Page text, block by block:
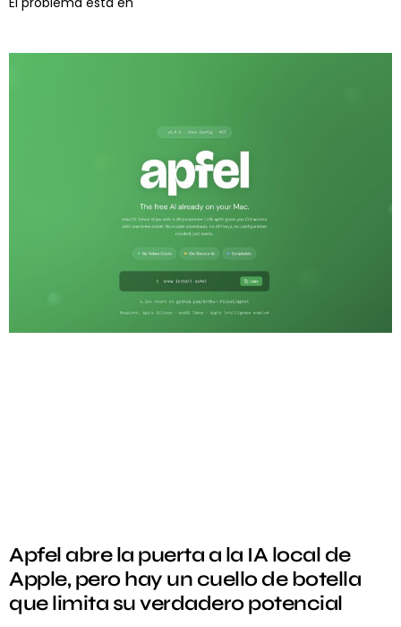
Apfel abre la puerta a la IA local de
Apple, pero hay un cuello de botella
que limita su verdadero potencial